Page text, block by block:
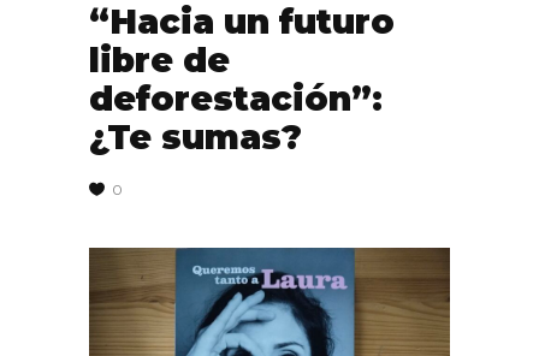
“Hacia un futuro
libre de
deforestación”:
¿Te sumas?
0